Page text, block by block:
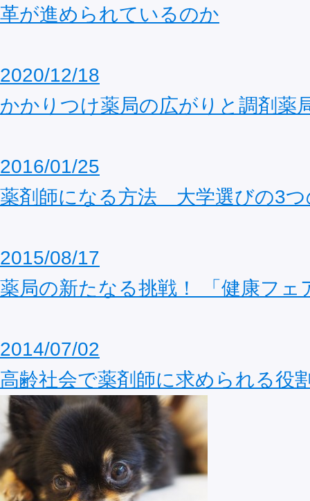
革が進められているのか
2020/12/18
かかりつけ薬局の広がりと調剤薬
2016/01/25
薬剤師になる方法 大学選びの3つ
2015/08/17
薬局の新たなる挑戦！ 「健康フェ
2014/07/02
高齢社会で薬剤師に求められる役